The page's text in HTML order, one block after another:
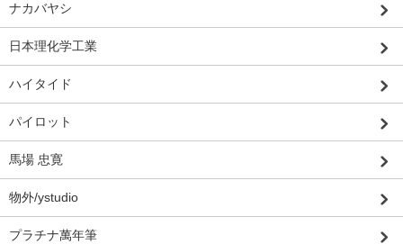
ナカバヤシ
日本理化学工業
ハイタイド
パイロット
馬場 忠寛
物外/ystudio
プラチナ萬年筆